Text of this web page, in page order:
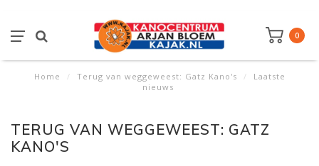
0
Home / Terug van weggeweest: Gatz Kano's /
Laatste
nieuws
TERUG VAN WEGGEWEEST: GATZ
KANO'S